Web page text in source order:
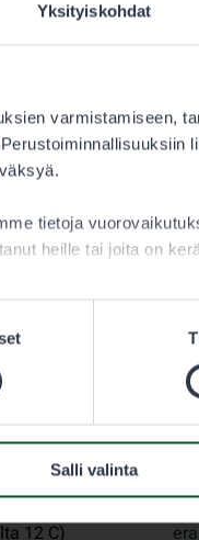
Yksityiskohdat
varmistamiseen,
tietoja
heille tai joita on
Salli valinta
12 C)